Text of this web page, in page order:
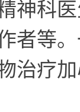
神科
者等
治疗